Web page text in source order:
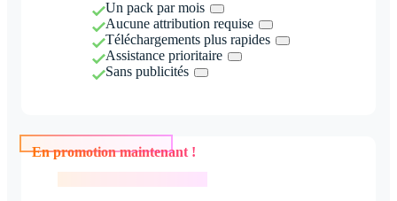
Un pack par mois
Aucune attribution requise
Téléchargements plus rapides
Assistance prioritaire
Sans publicités
En promotion maintenant !